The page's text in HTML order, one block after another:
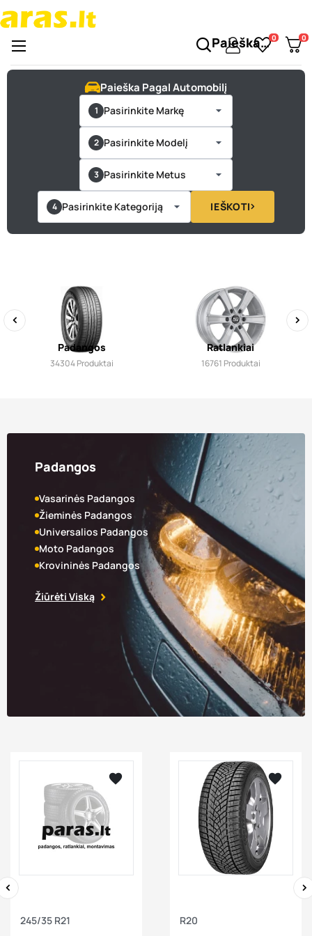
Paieška… 0 0
Perjungti
naršymą
☰
Paieška Pagal Automobilį
Pasirinkite Markę
Pasirinkite Modelį
Pasirinkite Metus
Pasirinkite Kategoriją IEŠKOTI
Padangos
34304Produktai
Ratlankiai
16761 Produktai
Padangos
Vasarinės Padangos
Žieminės Padangos
Universalios Padangos
Moto Padangos
Krovininės Padangos
Žiūrėti Viską

visibility
245/35 R21

visibility  
R20